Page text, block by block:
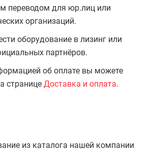
переводом для юр.лиц или
организаций.
оборудование в лизинг или
партнёров.
об оплате вы можете
странице Доставка и оплата.
из каталога нашей компании